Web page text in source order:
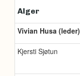
Alger
Vivian Husa (leder)
Kjersti Sjøtun